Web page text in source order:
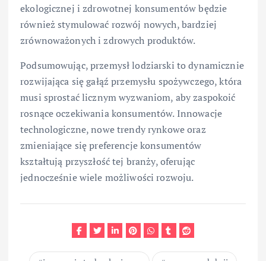
ekologicznej i zdrowotnej konsumentów będzie
również stymulować rozwój nowych, bardziej
zrównoważonych i zdrowych produktów.
Podsumowując, przemysł lodziarski to dynamicznie
rozwijająca się gałąź przemysłu spożywczego, która
musi sprostać licznym wyzwaniom, aby zaspokoić
rosnące oczekiwania konsumentów. Innowacje
technologiczne, nowe trendy rynkowe oraz
zmieniające się preferencje konsumentów
kształtują przyszłość tej branży, oferując
jednocześnie wiele możliwości rozwoju.